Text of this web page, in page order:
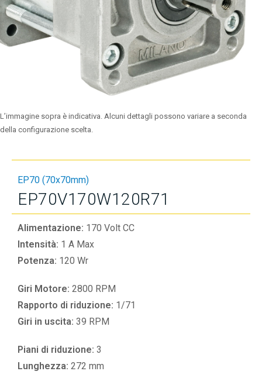
L’immagine sopra è indicativa. Alcuni dettagli possono variare a seconda
della configurazione scelta.
EP70 (70x70mm)
EP70V170W120R71
Alimentazione: 170 Volt CC
Intensità: 1 A Max
Potenza: 120 Wr
Giri Motore: 2800 RPM
Rapporto di riduzione: 1/71
Giri in uscita: 39 RPM
Piani di riduzione: 3
Lunghezza: 272 mm